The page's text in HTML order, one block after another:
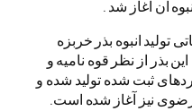
انبوه بذر خربزه
بذر از نظر قوه نامیه و
ثبت شده تولید شده و
نیز آغاز شده است.